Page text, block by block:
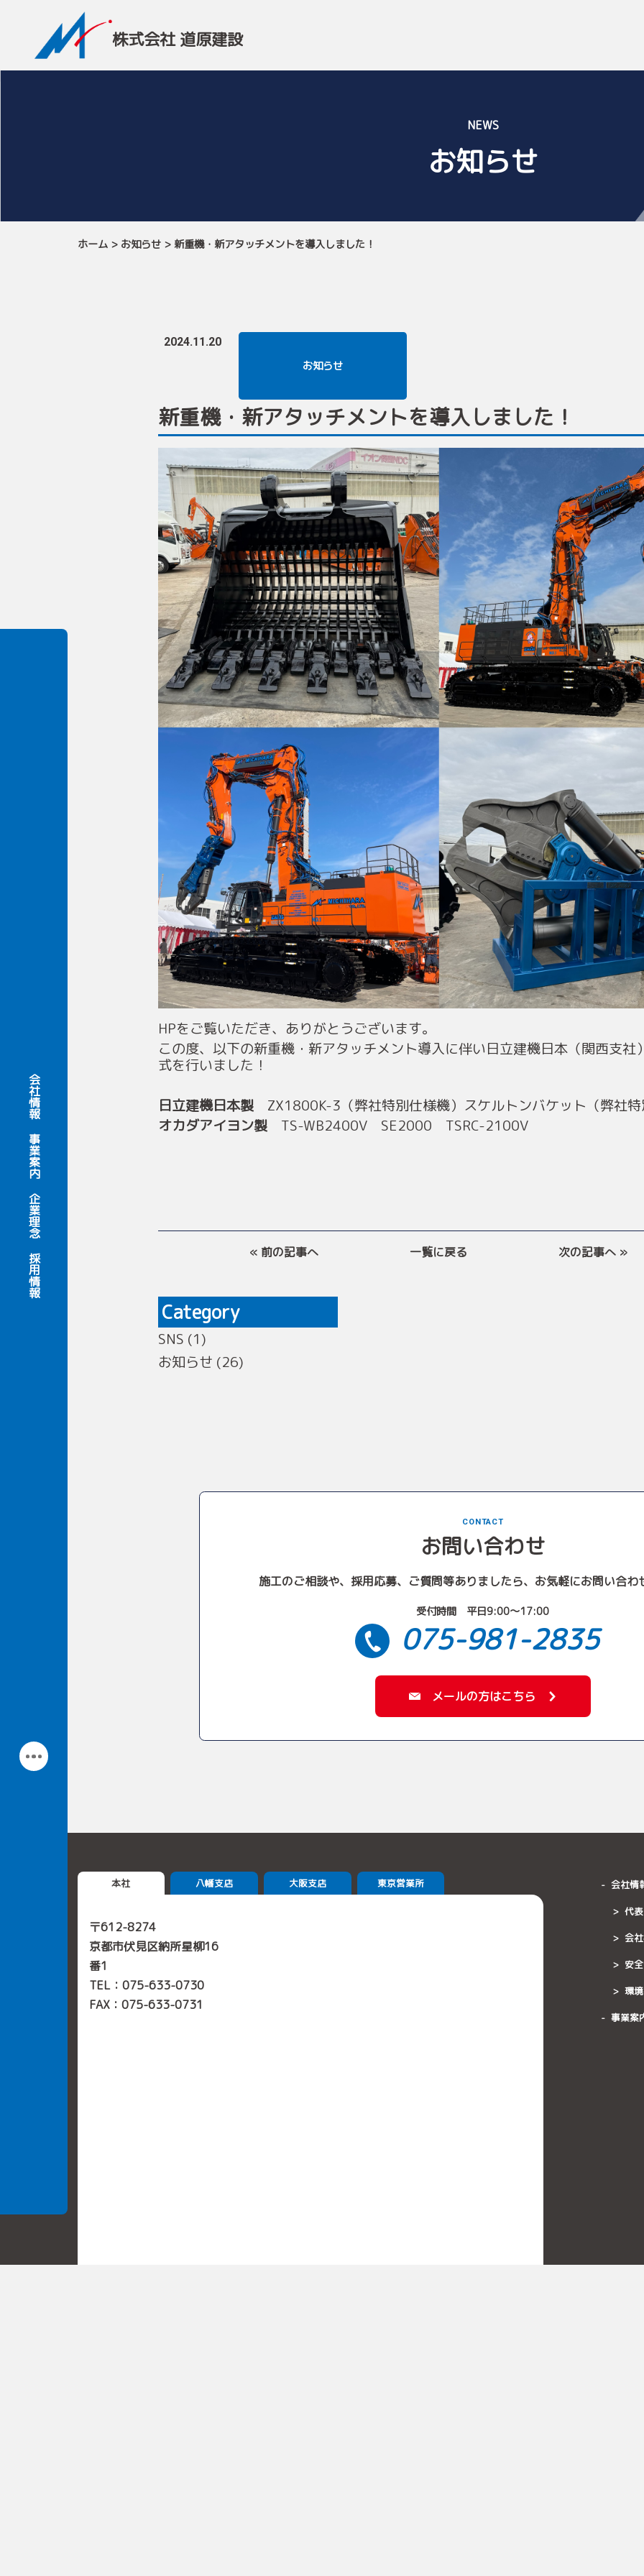
株式会社 道原建設
会社情報
事業案内
企業理念
採用情報
NEWS
お知らせ
ホーム> お知らせ> 新重機・新アタッチメントを導入しました！
2024.11.20
お知らせ
新重機・新アタッチメントを導入しました！
HPをご覧いただき、ありがとうございます。
この度、以下の新重機・新アタッチメント導入に伴い日立建機日本（関西支社
式を行いました！
日立建機日本製 ZX1800K-3（弊社特別仕様機）スケルトンバケット（弊社特
オカダアイヨン製 TS-WB2400V SE2000 TSRC-2100V
« 前の記事へ 一覧に戻る 次の記事へ »
Category
SNS (1)
お知らせ (26)
CONTACT
お問い合わせ
施工のご相談や、採用応募、ご質問等ありましたら、お気軽にお問い合わ
受付時間 平日9:00〜17:00
075-981-2835
メールの方はこちら
本社 八幡支店 大阪支店 東京営業所
〒612-8274
京都市伏見区納所星柳16
番1
TEL： 075-633-0730
FAX：075-633-0731
会社情
代
会
安
環
事業案